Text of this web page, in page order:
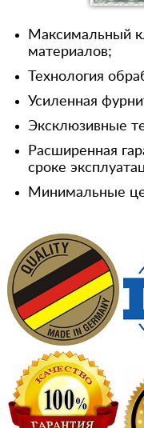
Максимальный
материалов;
Технология
Усиленная
Эксклюзивные
Расширенная
сроке
Минимальные